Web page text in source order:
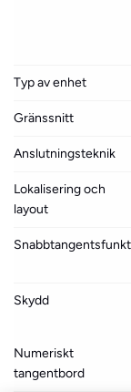
Typ av enhet
Gränssnitt
Anslutningsteknik
Lokalisering och
layout
Skydd
Numeriskt
tangentbord